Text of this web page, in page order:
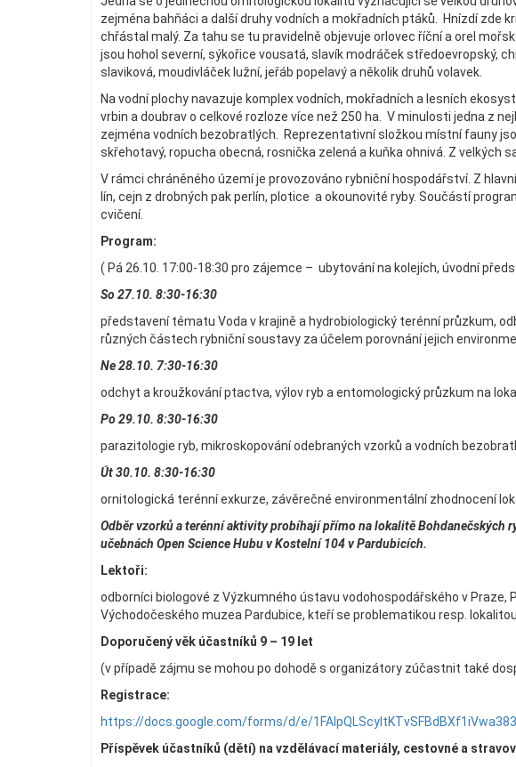
zejména bahňáci a další druhy vodních a mokřadních ptáků. Hnízdí zde
chřástal malý. Za tahu se tu pravidelně objevuje orlovec říční a orel
jsou hohol severní, sýkořice vousatá, slavík modráček středoevropský,
slaviková, moudivláček lužní, jeřáb popelavý a několik druhů volavek.
Na vodní plochy navazuje komplex vodních, mokřadních a lesních
vrbin a doubrav o celkové rozloze více než 250 ha. V minulosti jedna z
zejména vodních bezobratlých. Reprezentativní složkou místní fauny
skřehotavý, ropucha obecná, rosnička zelená a kuňka ohnivá. Z velkých
V rámci chráněného území je provozováno rybniční hospodářství. Z
lín, cejn z drobných pak perlín, plotice a okounovité ryby. Součástí
cvičení.
Program:
( Pá 26.10. 17:00-18:30 pro zájemce – ubytování na kolejích, úvodní
So 27.10. 8:30-16:30
představení tématu Voda v krajině a hydrobiologický terénní průzkum,
různých částech rybniční soustavy za účelem porovnání jejich
Ne 28.10. 7:30-16:30
odchyt a kroužkování ptactva, výlov ryb a entomologický průzkum na
Po 29.10. 8:30-16:30
parazitologie ryb, mikroskopování odebraných vzorků a vodních
Út 30.10. 8:30-16:30
ornitologická terénní exkurze, závěrečné environmentální zhodnocení
Odběr vzorků a terénní aktivity probíhají přímo na lokalitě Bohdanečských
učebnách Open Science Hubu v Kostelní 104 v Pardubicích.
Lektoři:
odborníci biologové z Výzkumného ústavu vodohospodářského v Praze,
Východočeského muzea Pardubice, kteří se problematikou resp.
Doporučený věk účastníků 9 – 19 let
(v případě zájmu se mohou po dohodě s organizátory zúčastnit také
Registrace:
https://docs.google.com/forms/d/e/
Příspěvek účastníků (dětí) na vzdělávací materiály, cestovné a